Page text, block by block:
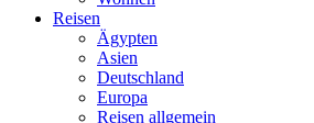
Reisen
Ägypten
Asien
Deutschland
Europa
Reisen allgemein